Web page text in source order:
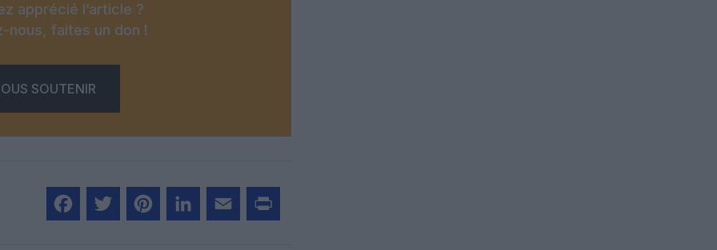
apprécié l’article ?
nous, faites un don !
SOUTENIR